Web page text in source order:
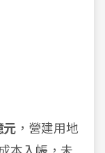
元 ，營建用地